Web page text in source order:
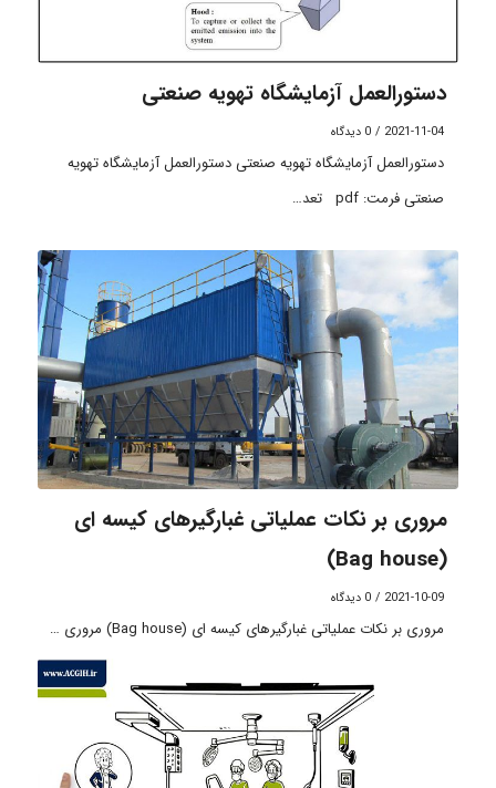
دستورالعمل آزمایشگاه تهویه صنعتی
2021-11-04
/ 0 دیدگاه
دستورالعمل آزمایشگاه تهویه صنعتی دستورالعمل آزمایشگاه تهویه
صنعتی فرمت: pdf تعد…
مروری بر نکات عملیاتی غبارگیرهای کیسه ای
(Bag house)
2021-10-09
/ 0 دیدگاه
مروری بر نکات عملیاتی غبارگیرهای کیسه ای (Bag house) مروری …